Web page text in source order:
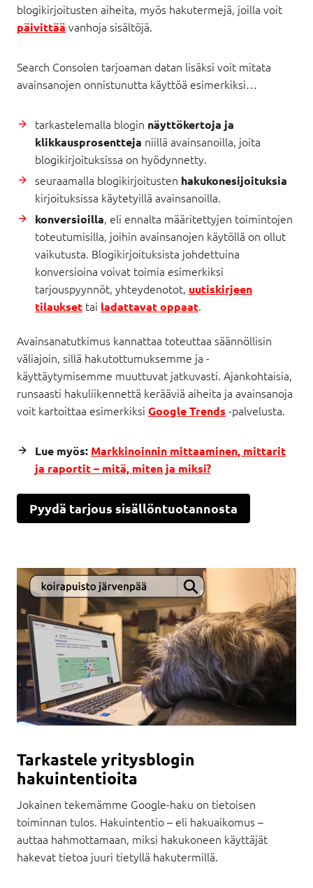
blogikirjoitusten aiheita, myös hakutermejä, joilla voit
päivittää vanhoja sisältöjä.
Search Consolen tarjoaman datan lisäksi voit mitata
avainsanojen onnistunutta käyttöä esimerkiksi…
tarkastelemalla blogin näyttökertoja ja
klikkausprosentteja niillä avainsanoilla, joita
blogikirjoituksissa on hyödynnetty.
seuraamalla blogikirjoitusten hakukonesijoituksia
kirjoituksissa käytetyillä avainsanoilla.
konversioilla, eli ennalta määritettyjen toimintojen
toteutumisilla, joihin avainsanojen käytöllä on ollut
vaikutusta. Blogikirjoituksista johdettuina
konversioina voivat toimia esimerkiksi
tarjouspyynnöt, yhteydenotot, uutiskirjeen
tilaukset tai ladattavat oppaat.
Avainsanatutkimus kannattaa toteuttaa säännöllisin
väliajoin, sillä hakutottumuksemme ja ­-
käyttäytymisemme muuttuvat jatkuvasti. Ajankohtaisia,
runsaasti hakuliikennettä kerääviä aiheita ja avainsanoja
voit kartoittaa esimerkiksi Google Trends -palvelusta.
Lue myös: Markkinoinnin mittaaminen, mittarit
ja raportit – mitä, miten ja miksi?
Pyydä tarjous sisällöntuotannosta
Tarkastele yritysblogin
hakuintentioita
Jokainen tekemämme Google-haku on tietoisen
toiminnan tulos. Hakuintentio – eli hakuaikomus –
auttaa hahmottamaan, miksi hakukoneen käyttäjät
hakevat tietoa juuri tietyllä hakutermillä.